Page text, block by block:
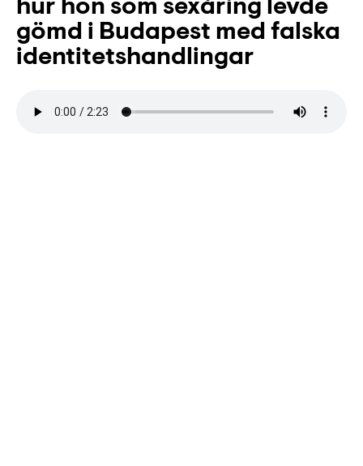
hur hon som sexåring levde
gömd i Budapest med falska
identitetshandlingar